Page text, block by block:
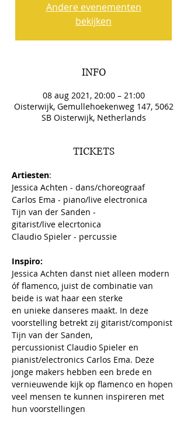
Andere evenementen
bekijken
INFO
08 aug 2021, 20:00 – 21:00
Oisterwijk, Gemullehoekenweg 147, 5062
SB Oisterwijk, Netherlands
TICKETS
Artiesten:
Jessica Achten - dans/choreograaf
Carlos Ema - piano/live electronica
Tijn van der Sanden -
gitarist/live elecrtonica
Claudio Spieler - percussie
Jessica Achten danst niet alleen modern
óf flamenco, juist de combinatie van
beide is wat haar een sterke
en unieke danseres maakt. In deze
voorstelling betrekt zij gitarist/componist
Tijn van der Sanden,
percussionist Claudio Spieler en
pianist/electronics Carlos Ema. Deze
jonge makers hebben een brede en
vernieuwende kijk op flamenco en hopen
veel mensen te kunnen inspireren met
hun voorstellingen